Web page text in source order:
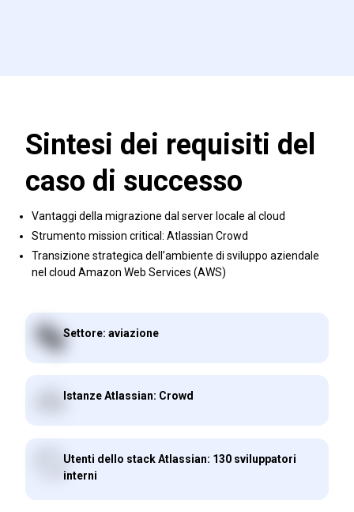
Sintesi dei requisiti del
caso di successo
Vantaggi della migrazione dal server locale al cloud
Strumento mission critical: Atlassian Crowd
Transizione strategica dell’ambiente di sviluppo aziendale
nel cloud Amazon Web Services (AWS)
Settore: aviazione
Istanze Atlassian: Crowd
Utenti dello stack Atlassian: 130 sviluppatori
interni